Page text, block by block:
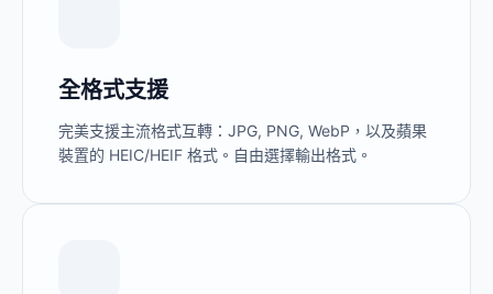
全格式支援
完美支援主流格式互轉：JPG, PNG, WebP，以及蘋果
裝置的 HEIC/HEIF 格式。自由選擇輸出格式。